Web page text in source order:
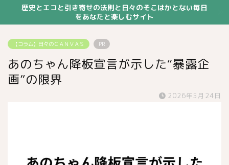
歴史とエコと引き寄せの法則と日々のそこはかとない毎日
をあなたと楽しむサイト
【コラム】日々のＣＡＮＶＡＳ PR
あのちゃん降板宣言が示した“暴露企
画”の限界
2026年5月24日